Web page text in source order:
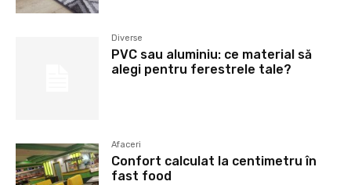
Diverse
PVC sau aluminiu: ce material să
alegi pentru ferestrele tale?
Afaceri
Confort calculat la centimetru în
fast food